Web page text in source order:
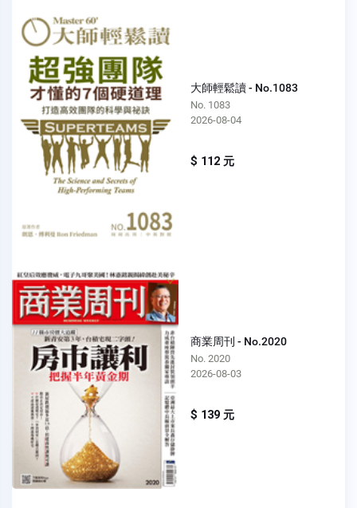
大師輕鬆讀 - No.1083
No. 1083
2026-08-04
$ 112 元
商業周刊 - No.2020
No. 2020
2026-08-03
$ 139 元